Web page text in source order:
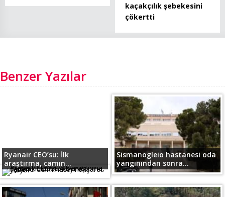
kaçakçılık şebekesini
çökertti
Benzer Yazılar
Ryanair CEO’su: İlk
araştırma, camın...
Sismanogleio hastanesi oda
yangınından sonra...